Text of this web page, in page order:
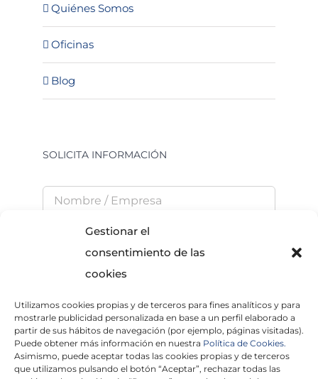
Gestionar el
consentimiento de las
cookies
Utilizamos cookies propias y de terceros para fines analíticos y para
mostrarle publicidad personalizada en base a un perfil elaborado a
partir de sus hábitos de navegación (por ejemplo, páginas visitadas).
Puede obtener más información en nuestra Política de Cookies.
Asimismo, puede aceptar todas las cookies propias y de terceros
que utilizamos pulsando el botón “Aceptar”, rechazar todas las
Quiénes Somos
Oficinas
Blog
SOLICITA INFORMACIÓN
He leído y acepto laPolítica de Privacidad